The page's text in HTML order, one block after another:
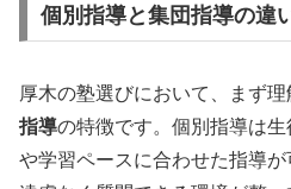
個別指導と集団指導の違
厚木の塾選びにおいて、まず
指導の特徴です。個別指導は
や学習ペースに合わせた指導